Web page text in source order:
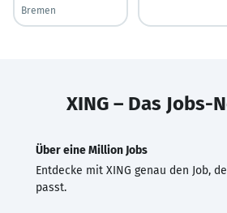
Bremen
XING – Das Jobs-
Über eine Million Jobs
Entdecke mit XING genau den Job,
passt.